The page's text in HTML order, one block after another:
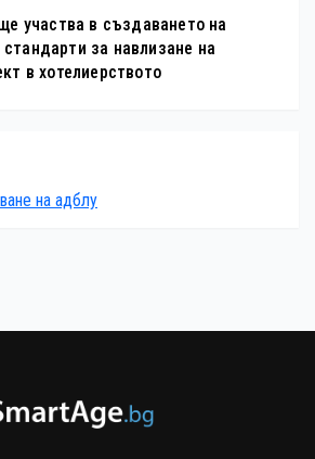
участва в създаването на
за навлизане на
в хотелиерството
на адблу